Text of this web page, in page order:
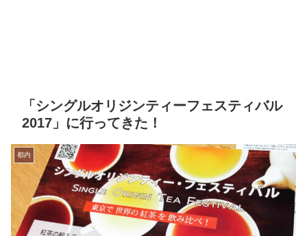
「シングルオリジンティーフェスティバル
2017」に行ってきた！
都内